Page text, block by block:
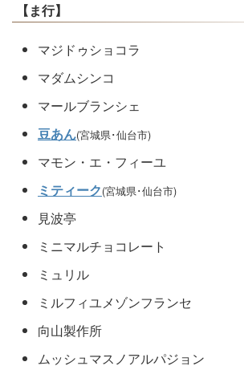
【ま行】
マジドゥショコラ
マダムシンコ
マールブランシェ
豆あん(宮城県･仙台市)
マモン・エ・フィーユ
ミティーク(宮城県･仙台市)
見波亭
ミニマルチョコレート
ミュリル
ミルフィユメゾンフランセ
向山製作所
ムッシュマスノアルパジョン